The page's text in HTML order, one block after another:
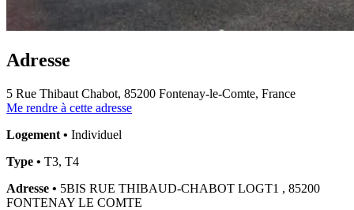
Adresse
5 Rue Thibaut Chabot, 85200 Fontenay-le-Comte, France
Me rendre à cette adresse
Logement • Individuel
Type • T3, T4
Adresse • 5BIS RUE THIBAUD-CHABOT LOGT1 , 85200
FONTENAY LE COMTE